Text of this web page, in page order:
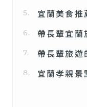
宜蘭美食推
帶長輩宜蘭
帶長輩旅
宜蘭孝親景